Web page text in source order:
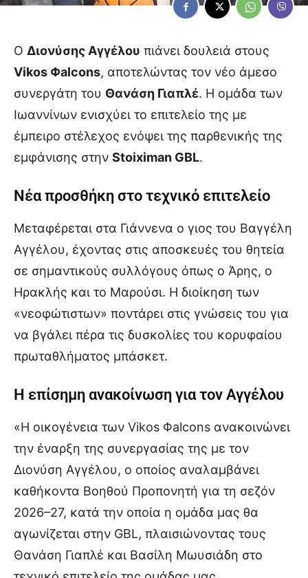
Ο Διονύσης Αγγέλου πιάνει δουλειά στους
Vikos Φalcons, αποτελώντας τον νέο άμεσο
συνεργάτη του Θανάση Γιαπλέ. Η ομάδα των
Ιωαννίνων ενισχύει το επιτελείο της με
έμπειρο στέλεχος ενόψει της παρθενικής της
εμφάνισης στην Stoiximan GBL.
Νέα προσθήκη στο τεχνικό επιτελείο
Μεταφέρεται στα Γιάννενα ο γιος του Βαγγέλη
Αγγέλου, έχοντας στις αποσκευές του θητεία
σε σημαντικούς συλλόγους όπως ο Άρης, ο
Ηρακλής και το Μαρούσι. Η διοίκηση των
«νεοφώτιστων» ποντάρει στις γνώσεις του για
να βγάλει πέρα τις δυσκολίες του κορυφαίου
πρωταθλήματος μπάσκετ.
Η επίσημη ανακοίνωση για τον Αγγέλου
«Η οικογένεια των Vikos Φalcons ανακοινώνει
την έναρξη της συνεργασίας της με τον
Διονύση Αγγέλου, ο οποίος αναλαμβάνει
καθήκοντα Βοηθού Προπονητή για τη σεζόν
2026–27, κατά την οποία η ομάδα μας θα
αγωνίζεται στην GBL, πλαισιώνοντας τους
Θανάση Γιαπλέ και Βασίλη Μωυσιάδη στο